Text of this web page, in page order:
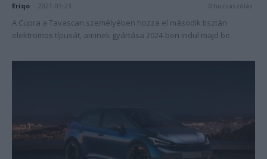
Eriqo 2021-03-23 0 hozzászólás
A Cupra a Tavascan személyében hozza el második tisztán
elektromos típusát, aminek gyártása 2024-ben indul majd be.